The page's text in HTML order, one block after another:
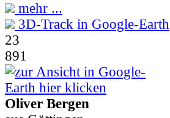
mehr ...
3D-Track in Google-Earth
23
891
Oliver Bergen